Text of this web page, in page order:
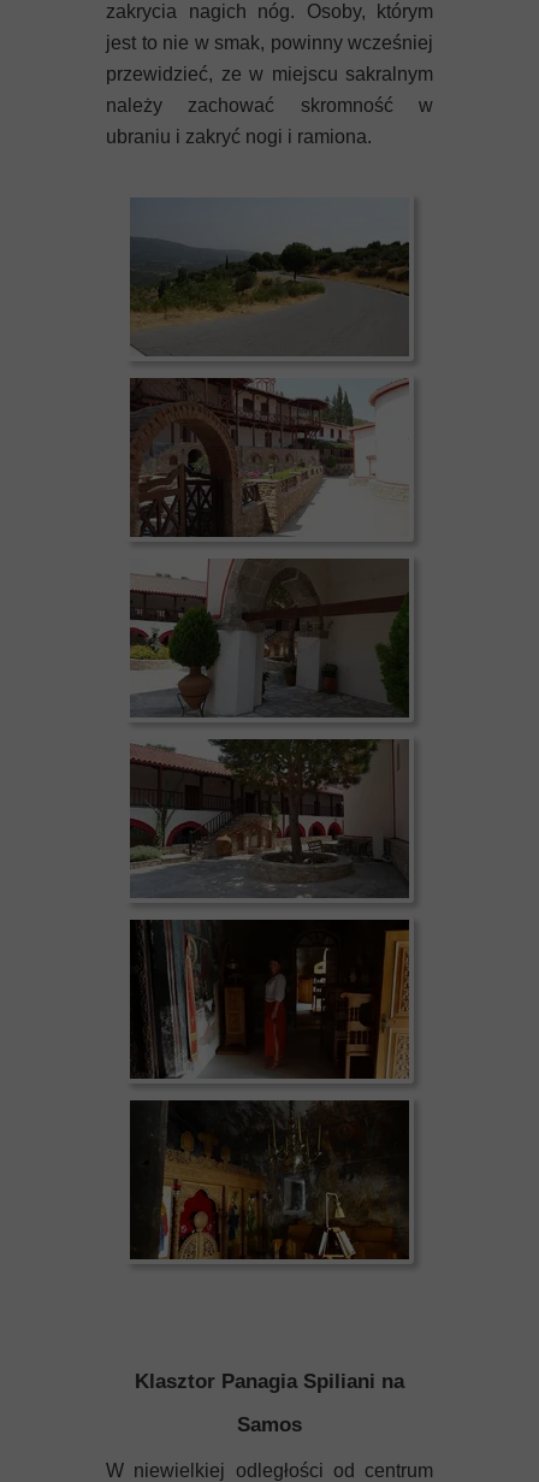
Klasztor Panagia Spiliani na
Samos
W niewielkiej odległości od centrum
zakrycia nagich nóg. Osoby, którym
jest to nie w smak, powinny wcześniej
przewidzieć, ze w miejscu sakralnym
należy zachować skromność w
ubraniu i zakryć nogi i ramiona.